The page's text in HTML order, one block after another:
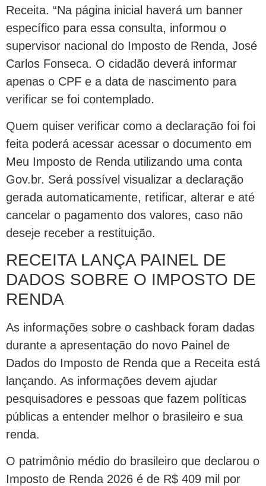
Receita. “Na página inicial haverá um banner
específico para essa consulta, informou o
supervisor nacional do Imposto de Renda, José
Carlos Fonseca. O cidadão deverá informar
apenas o CPF e a data de nascimento para
verificar se foi contemplado.
Quem quiser verificar como a declaração foi foi
feita poderá acessar acessar o documento em
Meu Imposto de Renda utilizando uma conta
Gov.br. Será possível visualizar a declaração
gerada automaticamente, retificar, alterar e até
cancelar o pagamento dos valores, caso não
deseje receber a restituição.
RECEITA LANÇA PAINEL DE
DADOS SOBRE O IMPOSTO DE
RENDA
As informações sobre o cashback foram dadas
durante a apresentação do novo Painel de
Dados do Imposto de Renda que a Receita está
lançando. As informações devem ajudar
pesquisadores e pessoas que fazem políticas
públicas a entender melhor o brasileiro e sua
renda.
O patrimônio médio do brasileiro que declarou o
Imposto de Renda 2026 é de R$ 409 mil por